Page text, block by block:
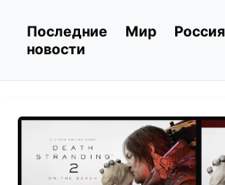
Последние
новости
Мир Россия